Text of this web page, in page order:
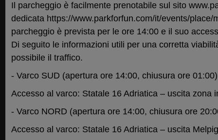
Il parcheggio è facilmente prenotabile sul sito
dedicata https://www.parkforfun.com/it/events/place/
parcheggio è prevista per le ore 14:00 e il suo
Di seguito le informazioni utili per una corretta
possibile il traffico.
- Varco SUD (apertura ore 14:00, chiusura ore 01:00)
Accesso al varco: Statale 16 Adriatica – uscita zona
- Varco NORD (apertura ore 14:00, chiusura ore
Accesso al varco: Statale 16 Adriatica – uscita